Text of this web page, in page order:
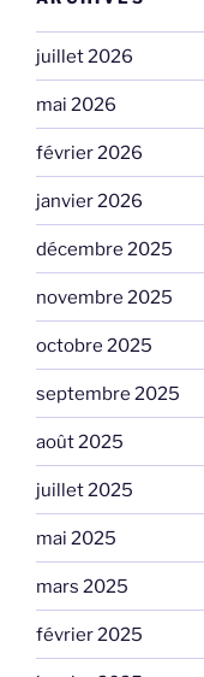
juillet 2026
mai 2026
février 2026
janvier 2026
décembre 2025
novembre 2025
octobre 2025
septembre 2025
août 2025
juillet 2025
mai 2025
mars 2025
février 2025